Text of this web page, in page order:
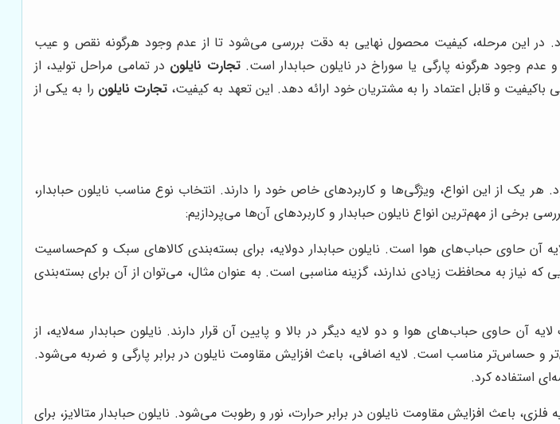
این مرحله، کیفیت محصول نهایی به دقت بررسی می‌شود تا از عدم وجود هرگونه نقص و عیب
وجود هرگونه پارگی یا سوراخ در نایلون حبابدار است.تجارت نایلون در تمامی مراحل تولید، از
و قابل اعتماد را به مشتریان خود ارائه دهد. این تعهد به کیفیت، تجارت نایلون را به یکی از
هر یک از این انواع، ویژگی‌ها و کاربردهای خاص خود را دارند. انتخاب نوع مناسب نایلون حبابدار،
از مهم‌ترین انواع نایلون حبابدار و کاربردهای آن‌ها می‌پردازیم:
آن حاوی حباب‌های هوا است. نایلون حبابدار دولایه، برای بسته‌بندی کالاهای سبک و کم‌حساسیت
نیاز به محافظت زیادی ندارند، گزینه مناسبی است. به عنوان مثال، می‌توان از آن برای بسته‌بندی
آن حاوی حباب‌های هوا و دو لایه دیگر در بالا و پایین آن قرار دارند. نایلون حبابدار سه‌لایه، از
و حساس‌تر مناسب است. لایه اضافی، باعث افزایش مقاومت نایلون در برابر پارگی و ضربه می‌شود.
استفاده کرد.
باعث افزایش مقاومت نایلون در برابر حرارت، نور و رطوبت می‌شود. نایلون حبابدار متالایز، برای